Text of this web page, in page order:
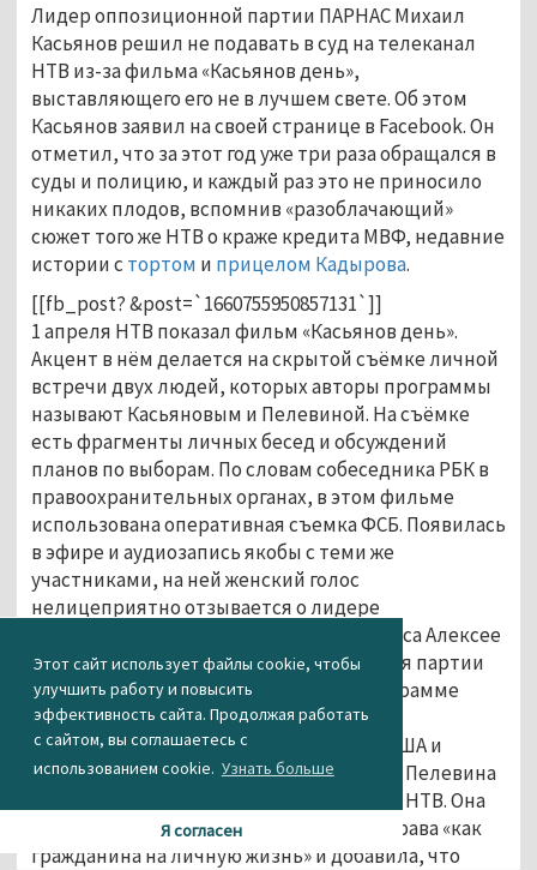
Этот сайт использует файлы cookie, чтобы
улучшить работу и повысить
эффективность сайта. Продолжая работать
с сайтом, вы соглашаетесь с
использованием cookie. Узнать больше
Я согласен
Лидер оппозиционной партии ПАРНАС Михаил
Касьянов решил не подавать в суд на телеканал
НТВ из-за фильма «Касьянов день»,
выставляющего его не в лучшем свете. Об этом
Касьянов заявил на своей странице в Facebook. Он
отметил, что за этот год уже три раза обращался в
суды и полицию, и каждый раз это не приносило
никаких плодов, вспомнив «разоблачающий»
сюжет того же НТВ о краже кредита МВФ, недавние
истории с тортом и прицелом Кадырова.
[[fb_post? &post=`1660755950857131`]]
1 апреля НТВ показал фильм «Касьянов день».
Акцент в нём делается на скрытой съёмке личной
встречи двух людей, которых авторы программы
называют Касьяновым и Пелевиной. На съёмке
есть фрагменты личных бесед и обсуждений
планов по выборам. По словам собеседника РБК в
правоохранительных органах, в этом фильме
использована оперативная съемка ФСБ. Появилась
в эфире и аудиозапись якобы с теми же
участниками, на ней женский голос
нелицеприятно отзывается о лидере
незарегистрированной Партии прогресса Алексее
Навальном и заместителе председателя партии
ПАРНАС Илье Яшине. Кроме того, в программе
говорится о тесных связях Пелевиной с
высокопоставленными политиками в США и
Великобритании. После выхода фильма Пелевина
заявила, что собирается подать в суд на НТВ. Она
подчеркнула, что фильм нарушает ее права «как
гражданина на личную жизнь» и добавила, что